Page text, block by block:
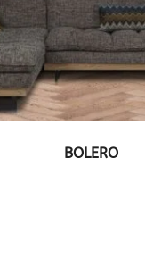
ΔΕΙΤΕ ΤΟ
BOLERO